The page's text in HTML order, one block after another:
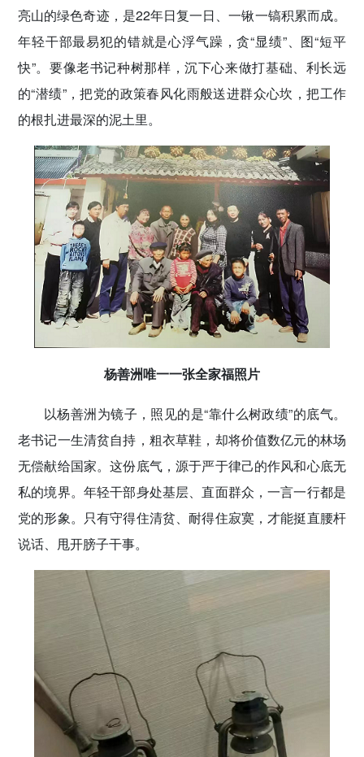
亮山的绿色奇迹，是22年日复一日、一锹一镐积累而成。
年轻干部最易犯的错就是心浮气躁，贪“显绩”、图“短平
快”。要像老书记种树那样，沉下心来做打基础、利长远
的“潜绩”，把党的政策春风化雨般送进群众心坎，把工作
的根扎进最深的泥土里。
杨善洲唯一一张全家福照片
以杨善洲为镜子，照见的是“靠什么树政绩”的底气。
老书记一生清贫自持，粗衣草鞋，却将价值数亿元的林场
无偿献给国家。这份底气，源于严于律己的作风和心底无
私的境界。年轻干部身处基层、直面群众，一言一行都是
党的形象。只有守得住清贫、耐得住寂寞，才能挺直腰杆
说话、甩开膀子干事。